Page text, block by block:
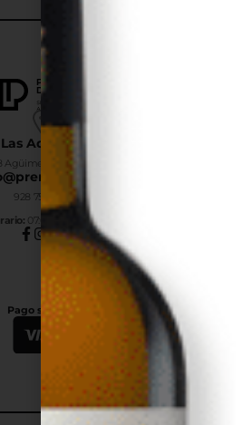
Adelfas Nº6-B
Agüimes, Las Palmas
928 754 363
io: 07:00h a 15:00h
Pago seguro